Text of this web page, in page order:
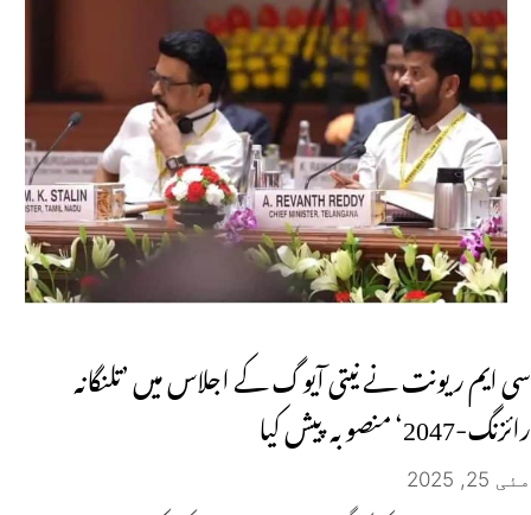
سی ایم ریونت نے نیتی آیوگ کے اجلاس میں ’تلنگانہ
رائزنگ-2047‘ منصوبہ پیش کیا
مئی 25, 2025